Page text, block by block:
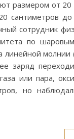
размером от
сантиметров
сотрудник
по
линейной
заряд
или пара,
но